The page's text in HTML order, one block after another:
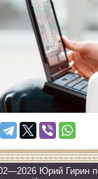
Юрий Гирин